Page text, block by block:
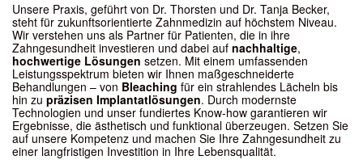
Unsere Praxis, geführt von Dr. Thorsten und Dr. Tanja Becker,
steht für zukunftsorientierte Zahnmedizin auf höchstem Niveau.
Wir verstehen uns als Partner für Patienten, die in ihre
Zahngesundheit investieren und dabei auf nachhaltige,
hochwertige Lösungen setzen. Mit einem umfassenden
Leistungsspektrum bieten wir Ihnen maßgeschneiderte
Behandlungen – von Bleaching für ein strahlendes Lächeln bis
hin zu präzisen Implantatlösungen. Durch modernste
Technologien und unser fundiertes Know-how garantieren wir
Ergebnisse, die ästhetisch und funktional überzeugen. Setzen Sie
auf unsere Kompetenz und machen Sie Ihre Zahngesundheit zu
einer langfristigen Investition in Ihre Lebensqualität.